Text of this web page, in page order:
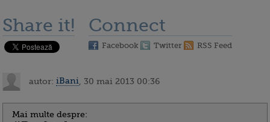
Share it! Connect
Facebook Twitter RSS Feed
autor: iBani , 30 mai 2013 00:36
Mai multe despre: